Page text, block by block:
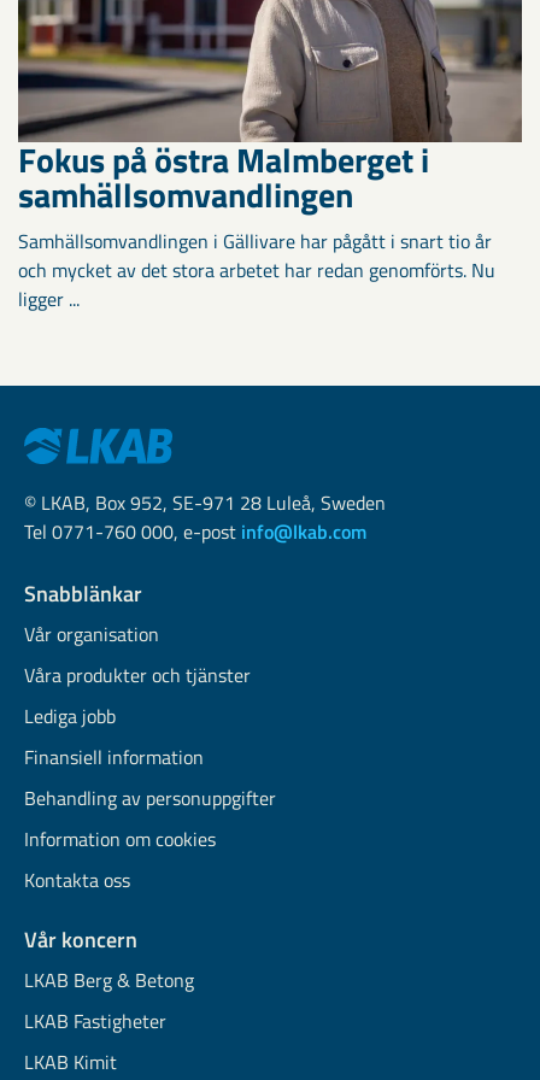
Fokus på östra Malmberget i
samhällsomvandlingen
Samhällsomvandlingen i Gällivare har pågått i snart tio år
och mycket av det stora arbetet har redan genomförts. Nu
ligger ...
© LKAB, Box 952, SE-971 28 Luleå, Sweden
Tel 0771-760 000, e-post info@lkab.com
Snabblänkar
Vår organisation
Våra produkter och tjänster
Lediga jobb
Finansiell information
Behandling av personuppgifter
Information om cookies
Kontakta oss
Vår koncern
LKAB Berg & Betong
LKAB Fastigheter
LKAB Kimit